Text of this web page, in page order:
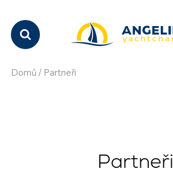
Domů / Partneři
Partneři